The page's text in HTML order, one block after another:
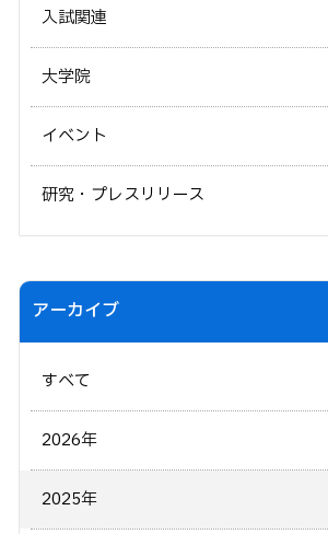
入試関連
大学院
イベント
研究・プレスリリース
アーカイブ
すべて
2026年
2025年